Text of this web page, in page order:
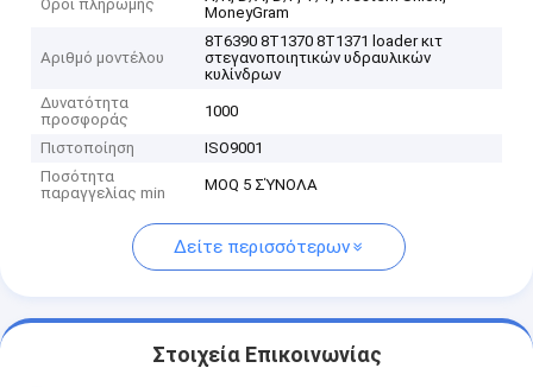
Όροι πληρωμής
MoneyGram
Αριθμό μοντέλου
8T6390 8T1370 8T1371 loader κιτ
στεγανοποιητικών υδραυλικών
κυλίνδρων
Δυνατότητα
προσφοράς
1000
Πιστοποίηση
ISO9001
Ποσότητα
παραγγελίας min
MOQ 5 ΣΎΝΟΛΑ
Δείτε περισσότερων
Στοιχεία Επικοινωνίας